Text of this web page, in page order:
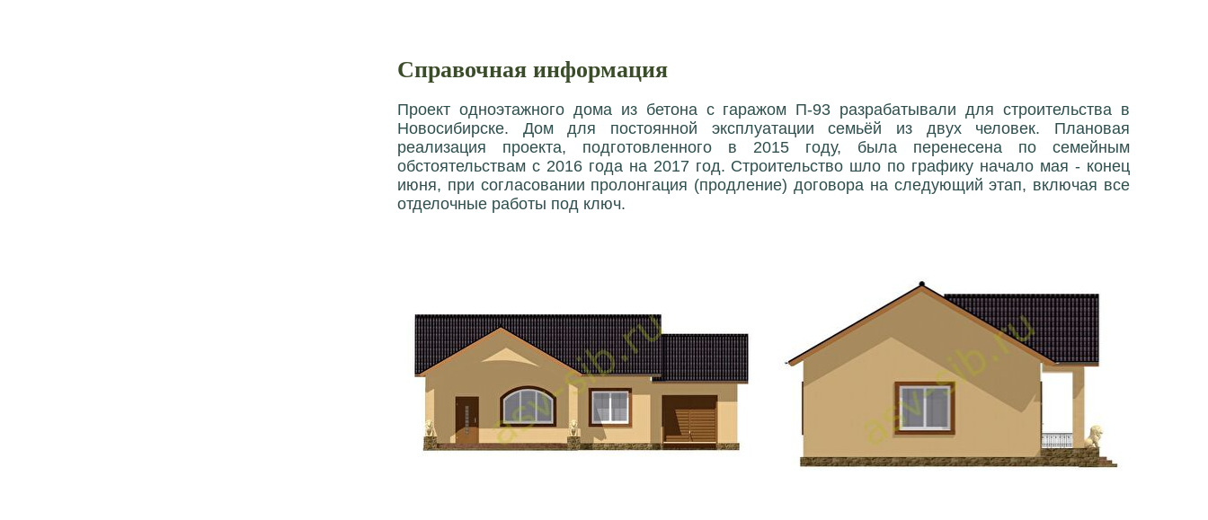
Справочная информация
Проект одноэтажного дома из бетона с гаражом П-93 разрабатывали для строительства в
Новосибирске. Дом для постоянной эксплуатации семьёй из двух человек. Плановая
реализация проекта, подготовленного в 2015 году, была перенесена по семейным
обстоятельствам с 2016 года на 2017 год. Строительство шло по графику начало мая - конец
июня, при согласовании пролонгация (продление) договора на следующий этап, включая все
отделочные работы под ключ.